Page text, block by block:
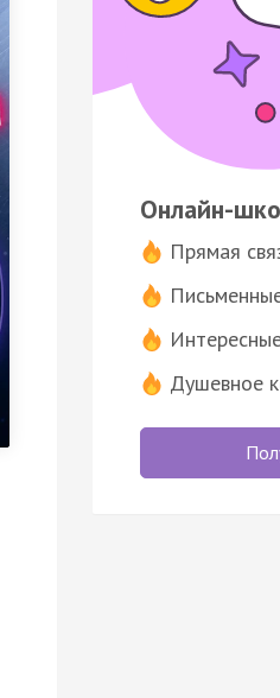
Онлайн-
Прямая
Душевное